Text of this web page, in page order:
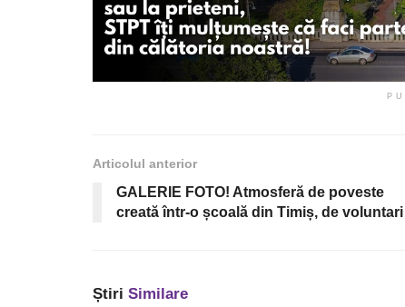
Articolul anterior
GALERIE FOTO! Atmosferă de poveste
creată într-o școală din Timiș, de voluntari
Știri Similare